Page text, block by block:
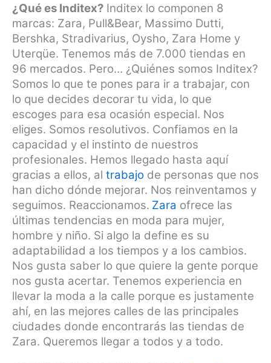
¿Qué es Inditex? Inditex lo componen 8
marcas: Zara, Pull&Bear, Massimo Dutti,
Bershka, Stradivarius, Oysho, Zara Home y
Uterqüe. Tenemos más de 7.000 tiendas en
96 mercados. Pero… ¿Quiénes somos Inditex?
Somos lo que te pones para ir a trabajar, con
lo que decides decorar tu vida, lo que
escoges para esa ocasión especial. Nos
eliges. Somos resolutivos. Confiamos en la
capacidad y el instinto de nuestros
profesionales. Hemos llegado hasta aquí
gracias a ellos, al trabajo de personas que nos
han dicho dónde mejorar. Nos reinventamos y
seguimos. Reaccionamos. Zara ofrece las
últimas tendencias en moda para mujer,
hombre y niño. Si algo la define es su
adaptabilidad a los tiempos y a los cambios.
Nos gusta saber lo que quiere la gente porque
nos gusta acertar. Tenemos experiencia en
llevar la moda a la calle porque es justamente
ahí, en las mejores calles de las principales
ciudades donde encontrarás las tiendas de
Zara. Queremos llegar a todos y a todo.